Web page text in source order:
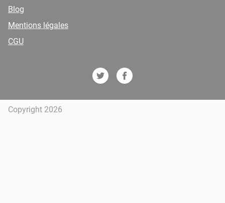
Blog
Mentions légales
CGU
Copyright 2026